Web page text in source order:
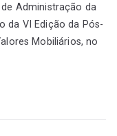
Administração da
da VI Edição da Pós-
Mobiliários, no